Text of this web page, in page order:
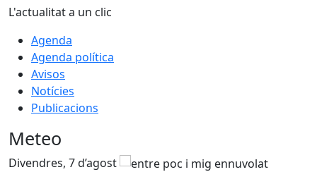
L'actualitat a un clic
Agenda
Agenda política
Avisos
Notícies
Publicacions
Meteo
Divendres, 7 d’agost